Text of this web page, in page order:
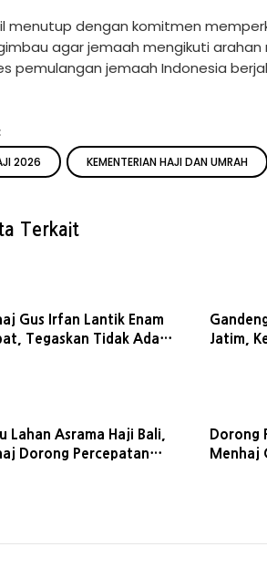
menutup dengan komitmen
agar jemaah mengikuti
pemulangan jemaah Indonesia
2026
KEMENTERIAN HAJI DAN UMRAH
Terkait
Gus Irfan Lantik Enam
Tegaskan Tidak Ada
Jatim,
Lahan Asrama Haji Bali,
Dorong Percepatan
Dorong
Menhaj